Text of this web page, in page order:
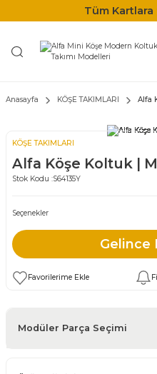
Tüm Kartlara
Anasayfa KÖŞE TAKIMLARI Alfa
KÖŞE TAKIMLARI
Alfa Köşe Koltuk |
Stok Kodu :S64135Y
Seçenekler
Gelince
Modüler Parça Seçimi